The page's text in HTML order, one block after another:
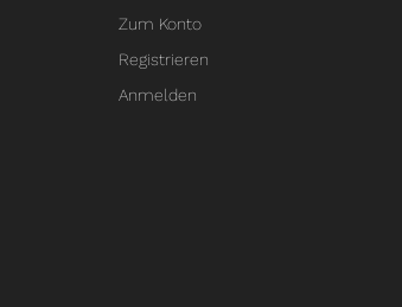
Zum Konto
Registrieren
Anmelden